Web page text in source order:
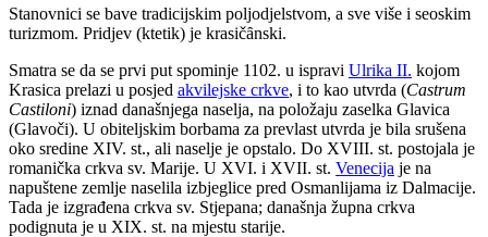
Stanovnici se bave tradicijskim poljodjelstvom, a sve više i seoskim
turizmom. Pridjev (ktetik) je krasičȃnski.
Smatra se da se prvi put spominje 1102. u ispravi Ulrika II. kojom
Krasica prelazi u posjed akvilejske crkve, i to kao utvrda (Castrum
Castiloni) iznad današnjega naselja, na položaju zaselka Glavica
(Glavoči). U obiteljskim borbama za prevlast utvrda je bila srušena
oko sredine XIV. st., ali naselje je opstalo. Do XVIII. st. postojala je
romanička crkva sv. Marije. U XVI. i XVII. st. Venecija je na
napuštene zemlje naselila izbjeglice pred Osmanlijama iz Dalmacije.
Tada je izgrađena crkva sv. Stjepana; današnja župna crkva
podignuta je u XIX. st. na mjestu starije.